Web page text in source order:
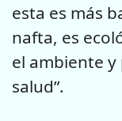
esta es más
nafta, es
el ambiente
salud”.